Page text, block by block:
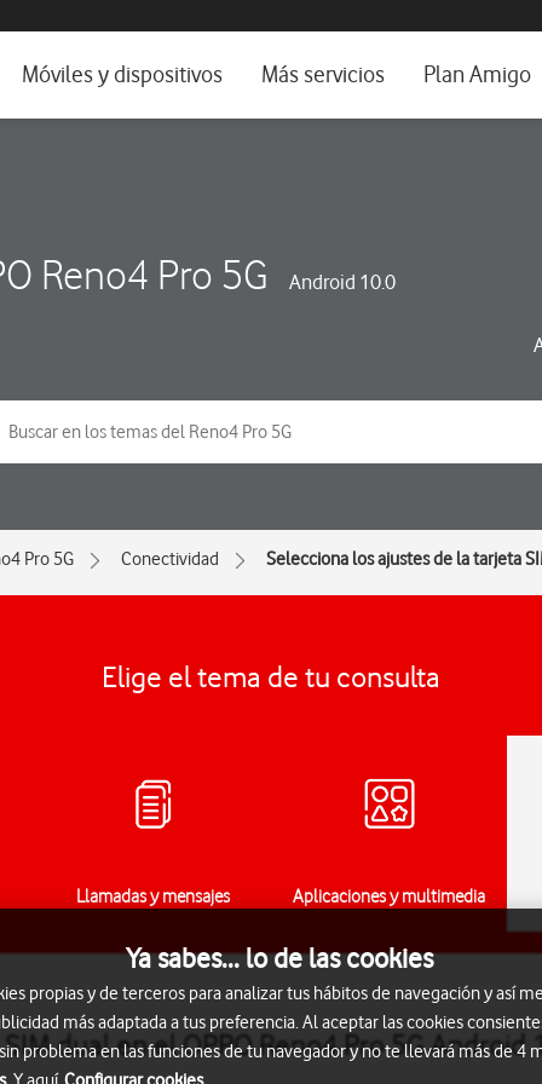
e idioma
Móviles y dispositivos Más servicios Plan Amigo
Reno4 Pro 5G Android 10.0
Pro 5G Conectividad Selecciona los ajustes de la tarjeta
Elige el tema de tu consulta
Llamadas y mensajes Aplicaciones y multimedia
dual en el OPPO Reno4 Pro 5G Android
Ya sabes... lo de las cookies
propias y de terceros para analizar tus hábitos de navegación y así
más adaptada a tus preferencia. Al aceptar las cookies
problema en las funciones de tu navegador y no te llevará más de 4